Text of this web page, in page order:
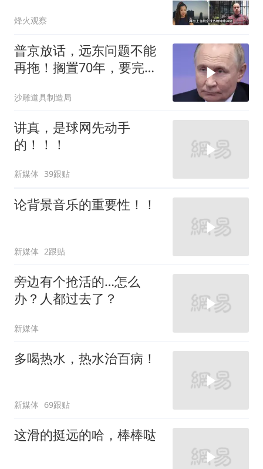
烽火观察
普京放话，远东问题不能
再拖！搁置70年，要完成
沙雕道具制造局
讲真，是球网先动手
的！！！
新媒体 39跟贴
论背景音乐的重要性！！
新媒体 2跟贴
旁边有个抢活的…怎么
办？人都过去了？
新媒体
多喝热水，热水治百病！
新媒体 69跟贴
这滑的挺远的哈，棒棒哒